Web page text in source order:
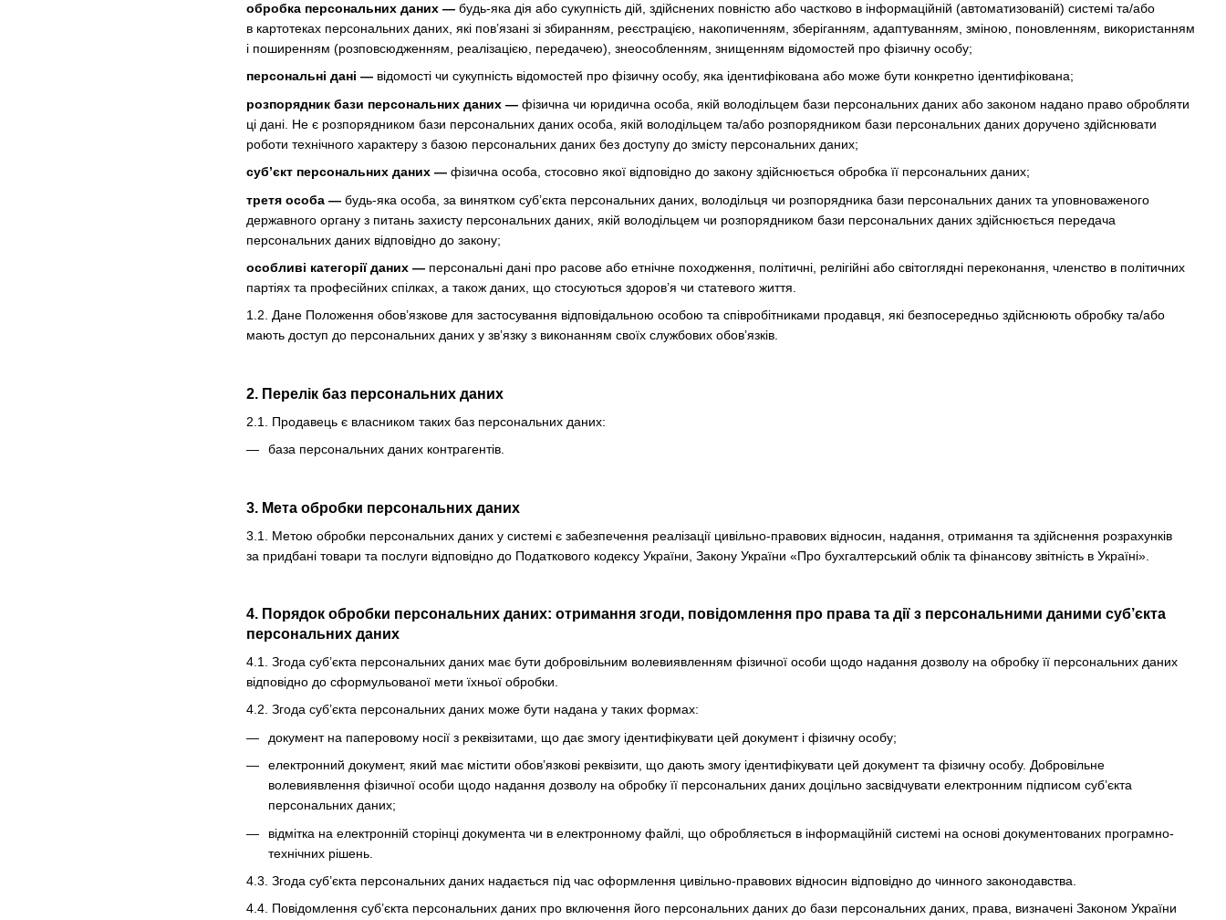
обробка персональних даних — будь-яка дія або сукупність дій, здійснених повністю або частково в інформаційній (автоматизованій) системі та/або
в картотеках персональних даних, які пов’язані зі збиранням, реєстрацією, накопиченням, зберіганням, адаптуванням, зміною, поновленням, використанням
і поширенням (розповсюдженням, реалізацією, передачею), знеособленням, знищенням відомостей про фізичну особу;
персональні дані — відомості чи сукупність відомостей про фізичну особу, яка ідентифікована або може бути конкретно ідентифікована;
розпорядник бази персональних даних — фізична чи юридична особа, якій володільцем бази персональних даних або законом надано право обробляти
ці дані. Не є розпорядником бази персональних даних особа, якій володільцем та/або розпорядником бази персональних даних доручено здійснювати
роботи технічного характеру з базою персональних даних без доступу до змісту персональних даних;
суб’єкт персональних даних — фізична особа, стосовно якої відповідно до закону здійснюється обробка її персональних даних;
третя особа — будь-яка особа, за винятком суб’єкта персональних даних, володільця чи розпорядника бази персональних даних та уповноваженого
державного органу з питань захисту персональних даних, якій володільцем чи розпорядником бази персональних даних здійснюється передача
персональних даних відповідно до закону;
особливі категорії даних — персональні дані про расове або етнічне походження, політичні, релігійні або світоглядні переконання, членство в політичних
партіях та професійних спілках, а також даних, що стосуються здоров’я чи статевого життя.
1.2. Дане Положення обов’язкове для застосування відповідальною особою та співробітниками продавця, які безпосередньо здійснюють обробку та/або
мають доступ до персональних даних у зв’язку з виконанням своїх службових обов’язків.
2. Перелік баз персональних даних
2.1. Продавець є власником таких баз персональних даних:
база персональних даних контрагентів.
3. Мета обробки персональних даних
3.1. Метою обробки персональних даних у системі є забезпечення реалізації цивільно-правових відносин, надання, отримання та здійснення розрахунків
за придбані товари та послуги відповідно до Податкового кодексу України, Закону України «Про бухгалтерський облік та фінансову звітність в Україні».
4. Порядок обробки персональних даних: отримання згоди, повідомлення про права та дії з персональними даними суб’єкта
персональних даних
4.1. Згода суб’єкта персональних даних має бути добровільним волевиявленням фізичної особи щодо надання дозволу на обробку її персональних даних
відповідно до сформульованої мети їхньої обробки.
4.2. Згода суб’єкта персональних даних може бути надана у таких формах:
документ на паперовому носії з реквізитами, що дає змогу ідентифікувати цей документ і фізичну особу;
електронний документ, який має містити обов’язкові реквізити, що дають змогу ідентифікувати цей документ та фізичну особу. Добровільне
волевиявлення фізичної особи щодо надання дозволу на обробку її персональних даних доцільно засвідчувати електронним підписом суб’єкта
персональних даних;
відмітка на електронній сторінці документа чи в електронному файлі, що обробляється в інформаційній системі на основі документованих програмно-
технічних рішень.
4.3. Згода суб’єкта персональних даних надається під час оформлення цивільно-правових відносин відповідно до чинного законодавства.
4.4. Повідомлення суб’єкта персональних даних про включення його персональних даних до бази персональних даних, права, визначені Законом України